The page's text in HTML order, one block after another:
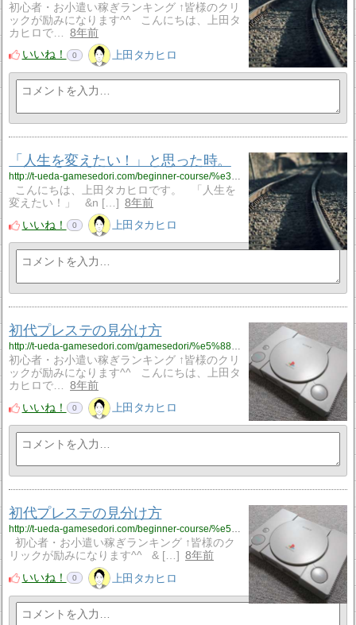
初心者・お小遣い稼ぎランキング ↑皆様のクリ
ックが励みになります^^ こんにちは、上田タ
カヒロで…
8年前
いいね！
0 上田タカヒロ
「人生を変えたい！」と思った時。
こんにちは、上田タカヒロです。 「人生を
変えたい！」 &n […]
8年前
いいね！
0 上田タカヒロ
初代プレステの見分け方
初心者・お小遣い稼ぎランキング ↑皆様のクリ
ックが励みになります^^ こんにちは、上田タ
カヒロで…
8年前
いいね！
0 上田タカヒロ
初代プレステの見分け方
http://t-ueda-gamesedori.com/beginner-course/%e5%88%9d%e4%bb%a3%e3%83%97%e3%83%ac%e3%82%b9%e3%83%86%e3%81%ae%e8%a6%8b%e5%88%86%e3%81%91%e6%96%b9
初心者・お小遣い稼ぎランキング ↑皆様のク
リックが励みになります^^ & […]
8年前
いいね！
0 上田タカヒロ